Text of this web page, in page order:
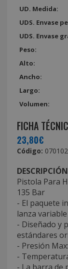
UD. Medida:
UDS. Envase
UDS. Envase
Peso:
Alto:
Ancho:
Largo:
Volumen:
FICHA
23,80€
Código:
Pistola Para
135 Bar
- El paquete
lanza
- Diseñado y
estándares
- Presión
-